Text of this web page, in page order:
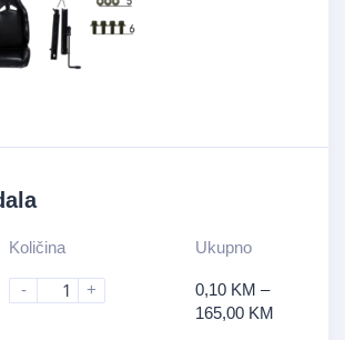
Količina
- +
Ukupno
0,10 KM –
165,00 KM